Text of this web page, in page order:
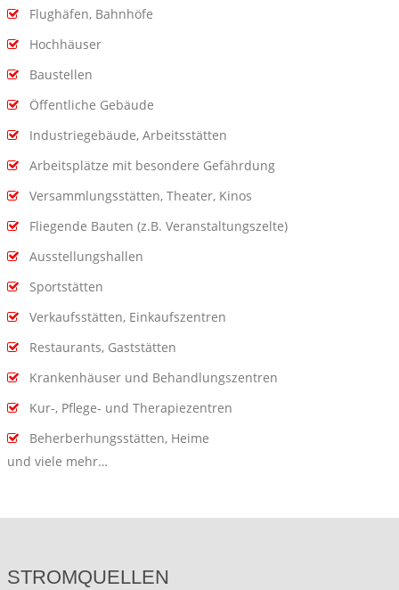
Flughäfen, Bahnhöfe
Hochhäuser
Baustellen
Öffentliche Gebäude
Industriegebäude, Arbeitsstätten
Arbeitsplätze mit besondere Gefährdung
Versammlungsstätten, Theater, Kinos
Fliegende Bauten (z.B. Veranstaltungszelte)
Ausstellungshallen
Sportstätten
Verkaufsstätten, Einkaufszentren
Restaurants, Gaststätten
Krankenhäuser und Behandlungszentren
Kur-, Pflege- und Therapiezentren
Beherberhungsstätten, Heime
und viele mehr…
STROMQUELLEN